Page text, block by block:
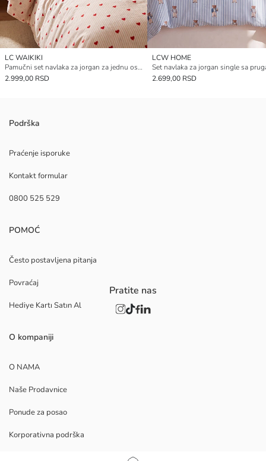
LC WAIKIKI
Pamučni set navlaka za jorgan za jednu osobu sa dezenom srca
2.999,00 RSD
LCW HOME
2.699,00 RSD
Podrška
Praćenje isporuke
Kontakt formular
0800 525 529
POMOĆ
Često postavljena pitanja
Povraćaj
Hediye Kartı Satın Al
O kompaniji
O NAMA
Naše Prodavnice
Ponude za posao
Korporativna podrška
Pratite nas